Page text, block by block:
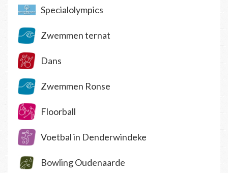
Specialolympics
Zwemmen ternat
Dans
Zwemmen Ronse
Floorball
Voetbal in Denderwindeke
Bowling Oudenaarde